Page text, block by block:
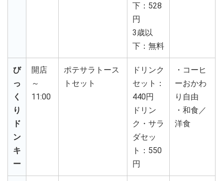
下：528
円
3歳以
下：無料
び
っ
く
り
ド
ン
キ
ー
開店
～
11:00
ポテサラトース
トセット
ドリンク
セット：
440円
ドリン
ク・サラ
ダセッ
ト：550
円
・コーヒ
ーおかわ
り自由
・和食／
洋食